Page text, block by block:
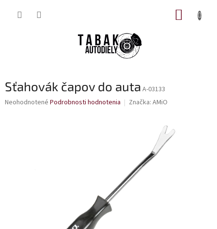
Sťahovák čapov do auta A-03133
Priemerné
Neohodnotené Podrobnosti hodnotenia Značka: AMiO